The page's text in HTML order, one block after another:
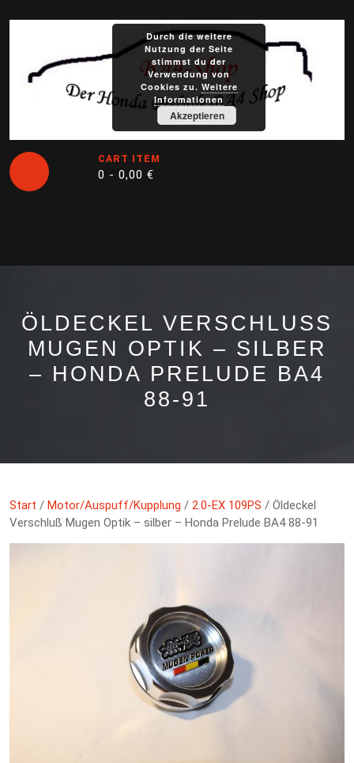
CART ITEM
0 - 0,00 €
Button
ÖLDECKEL VERSCHLUSS M
UGEN OPTIK – SILBER –
HONDA PRELUDE BA4 8
8-91
Start / Motor/Auspuff/Kupplung / 2.0-EX 109PS / Öldeckel
Verschluß Mugen Optik – silber – Honda Prelude BA4 88-91
Durch die weitere
Nutzung der Seite
stimmst du der
Verwendung von
Cookies zu. Weitere
Informationen
Akzeptieren